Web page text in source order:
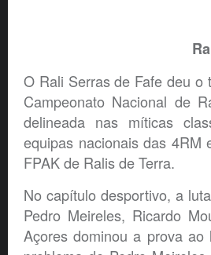
O Rali Serras de Fafe deu
Campeonato Nacional de
delineada nas míticas
equipas nacionais das 4RM
FPAK de Ralis de Terra.
No capítulo desportivo, a
Pedro Meireles, Ricardo
Açores dominou a prova